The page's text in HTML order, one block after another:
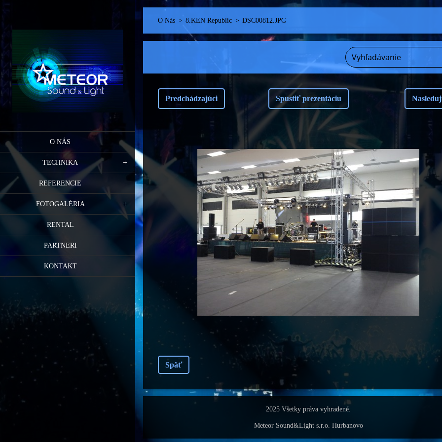
O NÁS
TECHNIKA
REFERENCIE
FOTOGALÉRIA
RENTAL
PARTNERI
KONTAKT
O Nás > 8.KEN Republic > DSC00812.JPG
Predchádzajúci Spustiť prezentáciu
Späť
2025 Všetky práva vyhradené.
Meteor Sound&Light s.r.o. Hurbanovo